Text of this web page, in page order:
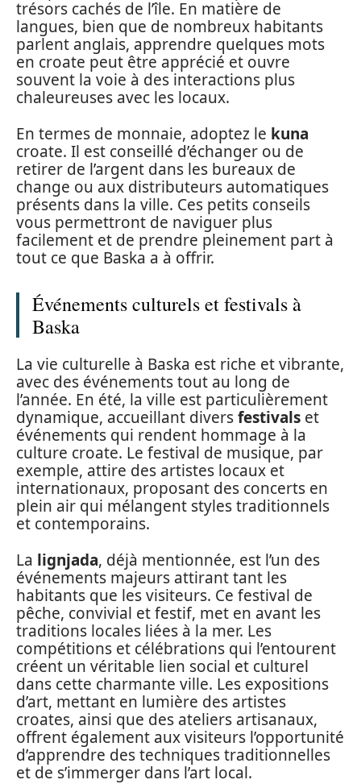
trésors cachés de l’île. En matière de
langues, bien que de nombreux habitants
parlent anglais, apprendre quelques mots
en croate peut être apprécié et ouvre
souvent la voie à des interactions plus
chaleureuses avec les locaux.
En termes de monnaie, adoptez le kuna
croate. Il est conseillé d’échanger ou de
retirer de l’argent dans les bureaux de
change ou aux distributeurs automatiques
présents dans la ville. Ces petits conseils
vous permettront de naviguer plus
facilement et de prendre pleinement part à
tout ce que Baska a à offrir.
Événements culturels et festivals à
Baska
La vie culturelle à Baska est riche et vibrante,
avec des événements tout au long de
l’année. En été, la ville est particulièrement
dynamique, accueillant diversfestivals et
événements qui rendent hommage à la
culture croate. Le festival de musique, par
exemple, attire des artistes locaux et
internationaux, proposant des concerts en
plein air qui mélangent styles traditionnels
et contemporains.
La lignjada, déjà mentionnée, est l’un des
événements majeurs attirant tant les
habitants que les visiteurs. Ce festival de
pêche, convivial et festif, met en avant les
traditions locales liées à la mer. Les
compétitions et célébrations qui l’entourent
créent un véritable lien social et culturel
dans cette charmante ville. Les expositions
d’art, mettant en lumière des artistes
croates, ainsi que des ateliers artisanaux,
offrent également aux visiteurs l’opportunité
d’apprendre des techniques traditionnelles
et de s’immerger dans l’art local.